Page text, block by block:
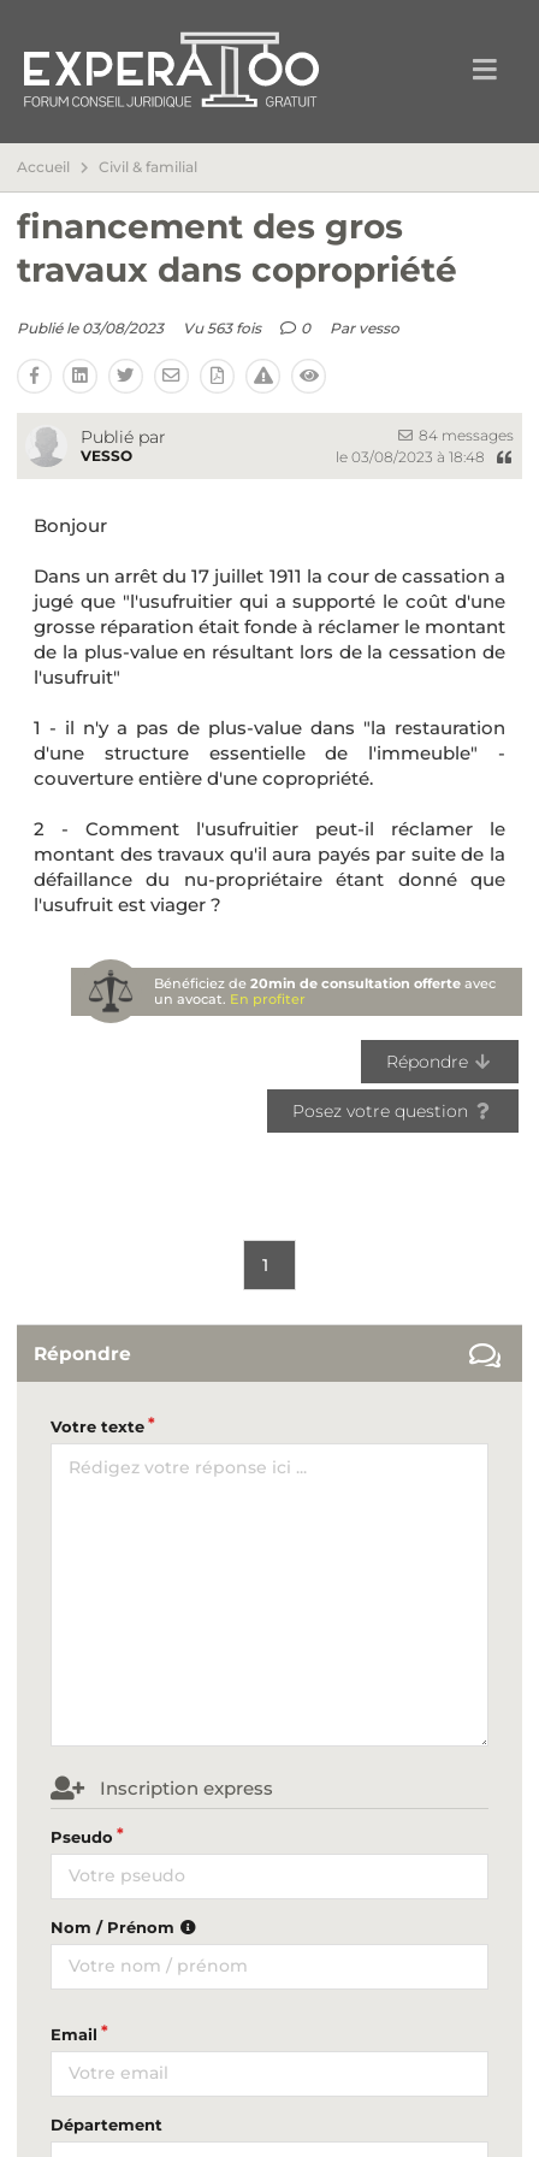
Accueil Civil & familial
financement des gros
travaux dans copropriété
Publié le 03/08/2023 Vu 563 fois 0 Par vesso
Publié par
VESSO
84 messages
le 03/08/2023 à 18:48
Bonjour
Dans un arrêt du 17 juillet 1911 la cour de cassation a
jugé que "l'usufruitier qui a supporté le coût d'une
grosse réparation était fonde à réclamer le montant
de la plus-value en résultant lors de la cessation de
l'usufruit"
1 - il n'y a pas de plus-value dans "la restauration
d'une structure essentielle de l'immeuble" -
couverture entière d'une copropriété.
2 - Comment l'usufruitier peut-il réclamer le
montant des travaux qu'il aura payés par suite de la
défaillance du nu-propriétaire étant donné que
l'usufruit est viager ?
Bénéficiez de20min de consultation offerte avec
un avocat. En profiter
Répondre
Posez votre question
1
Répondre
Votre texte
Inscription express
Pseudo
Nom / Prénom
Email
Département